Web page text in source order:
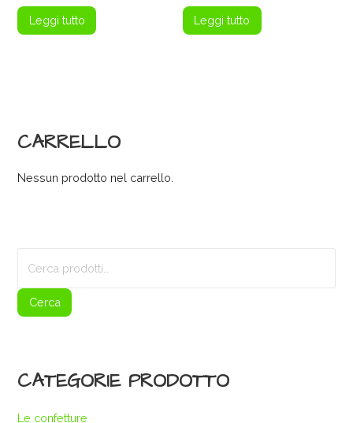
Leggi tutto Leggi tutto
CARRELLO
Nessun prodotto nel carrello.
Cerca
CATEGORIE PRODOTTO
Le confetture